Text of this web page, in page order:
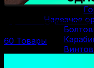
Нарезное
Двустволки (одностволки)
60 Товары